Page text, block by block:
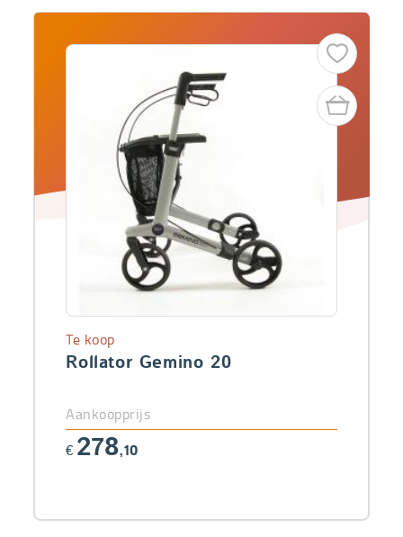
section
Producten
Rollator Gemino 20
Te koop
Aankoopprijs
€ 278,10